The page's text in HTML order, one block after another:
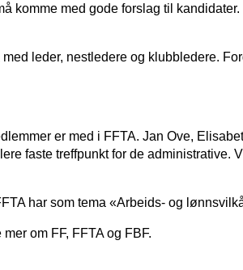
komme med gode forslag til kandidater.
leder, nestledere og klubbledere.
er med i FFTA. Jan Ove,
faste treffpunkt for de administrative.
har som tema «Arbeids- og
om FF, FFTA og FBF.